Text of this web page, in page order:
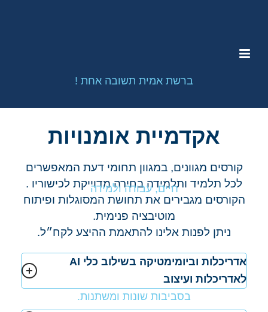
אקדמיית אומנויות
קורסים מגוונים, במגוון תחומי דעת המאפשרים
לכל תלמיד ותלמידה בחירה מדוייקת לכישוריו .
הקורסים מגבירים את תחושת המסוגלות ופיתוח
מוטיבציה פנימית.
ניתן לפנות אלינו להתאמת ההיצע לקח״ל.
אדריכלות וביומימטיקה בשילוב כלי AI
לאדריכלות ועיצוב